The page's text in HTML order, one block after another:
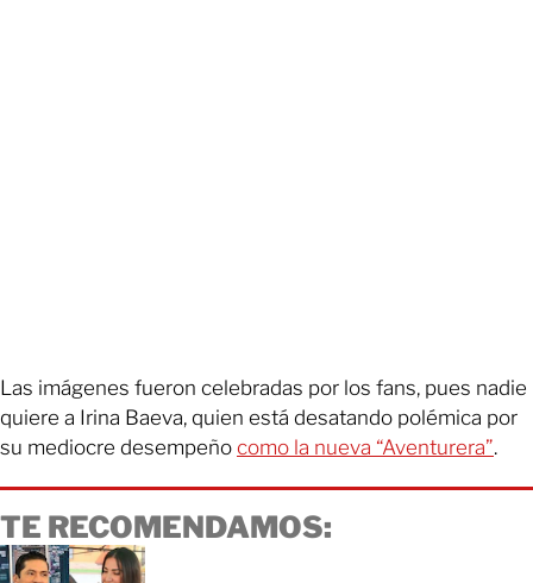
Las imágenes fueron celebradas por los fans, pues nadie
quiere a Irina Baeva, quien está desatando polémica por
su mediocre desempeño como la nueva “Aventurera”.
TE RECOMENDAMOS: